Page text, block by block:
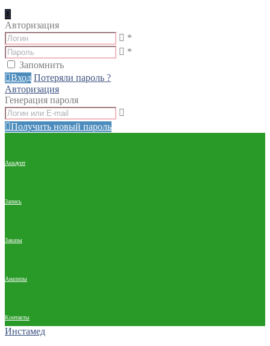
Авторизация
*
*
Запомнить
Вход Потеряли пароль ?
Авторизация
Генерация пароля
Получить новый пароль
Аккаунт
Запись
Заказы
Анализы
Контакты
Инстамед